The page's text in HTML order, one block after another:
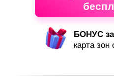
БОНУС за
карта зон